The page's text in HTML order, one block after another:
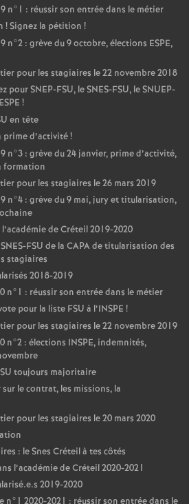
n°1 : réussir son entrée dans le métier
! Signez la pétition !
n°2 : grève du 9 octobre, élections ESPE,
pour les stagiaires le 22 novembre 2018
pourSNEP-FSU, leSNES-FSU, leSNUEP-
ESPE !
en tête
prime d’activité!
n°3 : grève du 24 janvier, prime d’activité,
formation
pour les stagiaires le 26 mars 2019
n°4 : grève du 9 mai, jury et titularisation,
de Créteil 2019-2020
SNES-FSU de la CAPAde titularisation des
stagiaires
2018-2019
n°1 : réussir son entrée dans le métier
pour la liste FSU à l’INSPE !
pour les stagiaires le 22 novembre 2019
n°2 : élections INSPE, indemnités,
toujours majoritaire
le contrat, les missions, la
pour les stagiaires le 20 mars 2020
: le Snes Créteil à tes côtés
l’académie de Créteil 2020-2021
2019-2020